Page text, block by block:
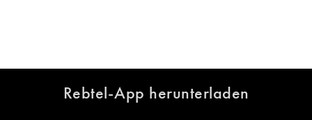
Rebtel-App herunterladen